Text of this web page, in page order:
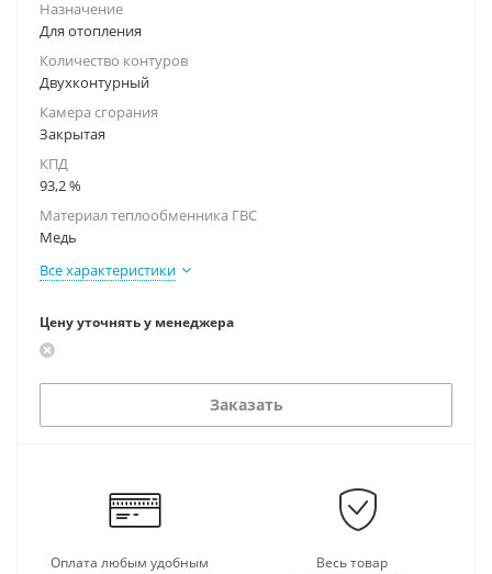
Назначение
Для отопления
Количество контуров
Двухконтурный
Камера сгорания
Закрытая
КПД
93,2 %
Материал теплообменника ГВС
Медь
Все характеристики
Цену уточнять у менеджера
Заказать
Оплата любым удобным
Весь товар